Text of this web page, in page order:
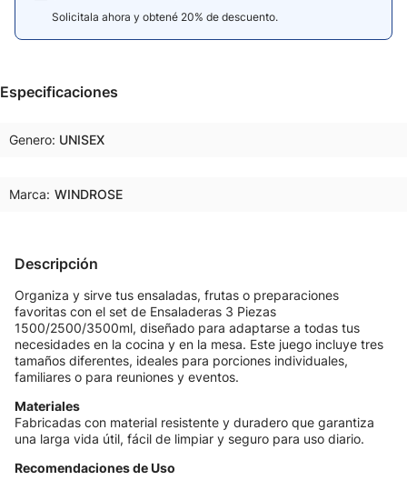
Solicitala ahora y obtené 20% de descuento.
Especificaciones
Genero UNISEX
Marca: WINDROSE
Descripción
Organiza y sirve tus ensaladas, frutas o preparaciones
favoritas con el set de Ensaladeras 3 Piezas
1500/2500/3500ml, diseñado para adaptarse a todas tus
necesidades en la cocina y en la mesa. Este juego incluye tres
tamaños diferentes, ideales para porciones individuales,
familiares o para reuniones y eventos.
Materiales
Fabricadas con material resistente y duradero que garantiza
una larga vida útil, fácil de limpiar y seguro para uso diario.
Recomendaciones de Uso